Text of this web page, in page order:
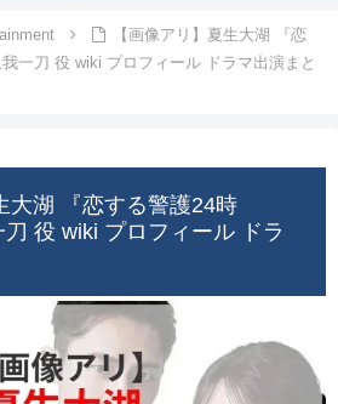
【画像アリ】夏生大湖 『恋
一刀 役 wiki プロフィール ドラマ出演まと
大湖 『恋する警護24時
役 wiki プロフィール ドラ